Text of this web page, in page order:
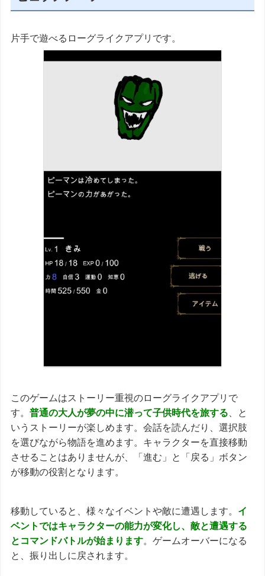
片手で遊べるローグライクアプリです。
このゲームはストーリー重視のローグライクアプリで
す。普通の大人が夢の中に潜って子供時代を旅する 、と
いうストーリーが楽しめます。会話を読んだり、選択肢
を選びながら物語を進めます。キャラクターを直接移動
させることはありませんが、「進む」と「戻る」ボタン
が移動の役割となります。
移動していると、様々なイベントや敵に遭遇します。 イ
ベントではキャラクターの能力が変化し、敵と遭遇する
とコマンドバトルが始まります。ゲームオーバーになる
と、振り出しに戻されます。